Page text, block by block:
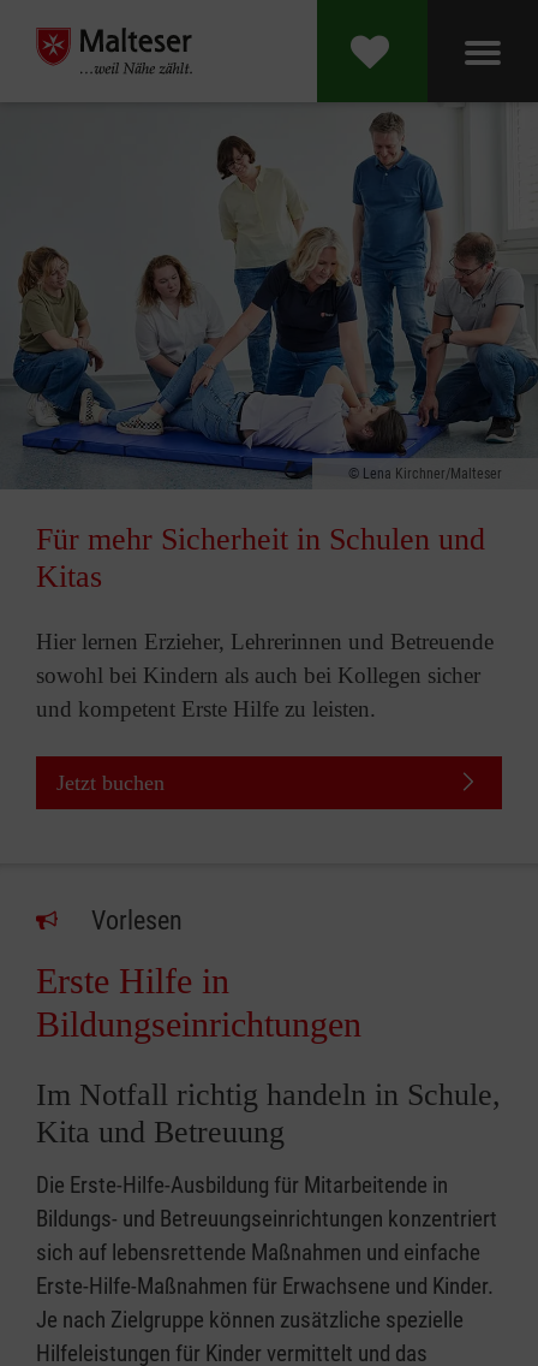
Lena Kirchner/Malteser
Für mehr Sicherheit in Schulen und
Kitas
Hier lernen Erzieher, Lehrerinnen und Betreuende
sowohl bei Kindern als auch bei Kollegen sicher
und kompetent Erste Hilfe zu leisten.
Jetzt buchen
Vorlesen
Erste Hilfe in
Bildungseinrichtungen
Im Notfall richtig handeln in Schule,
Kita und Betreuung
Die Erste-Hilfe-Ausbildung für Mitarbeitende in
Bildungs- und Betreuungseinrichtungen konzentriert
sich auf lebensrettende Maßnahmen und einfache
Erste-Hilfe-Maßnahmen für Erwachsene und Kinder.
Je nach Zielgruppe können zusätzliche spezielle
Hilfeleistungen für Kinder vermittelt und das